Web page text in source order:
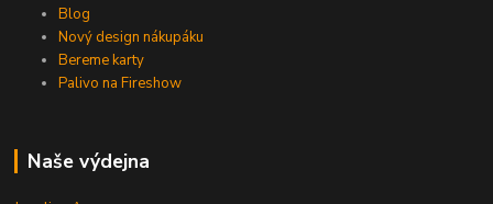
Blog
Nový design nákupáku
Bereme karty
Palivo na Fireshow
Naše výdejna